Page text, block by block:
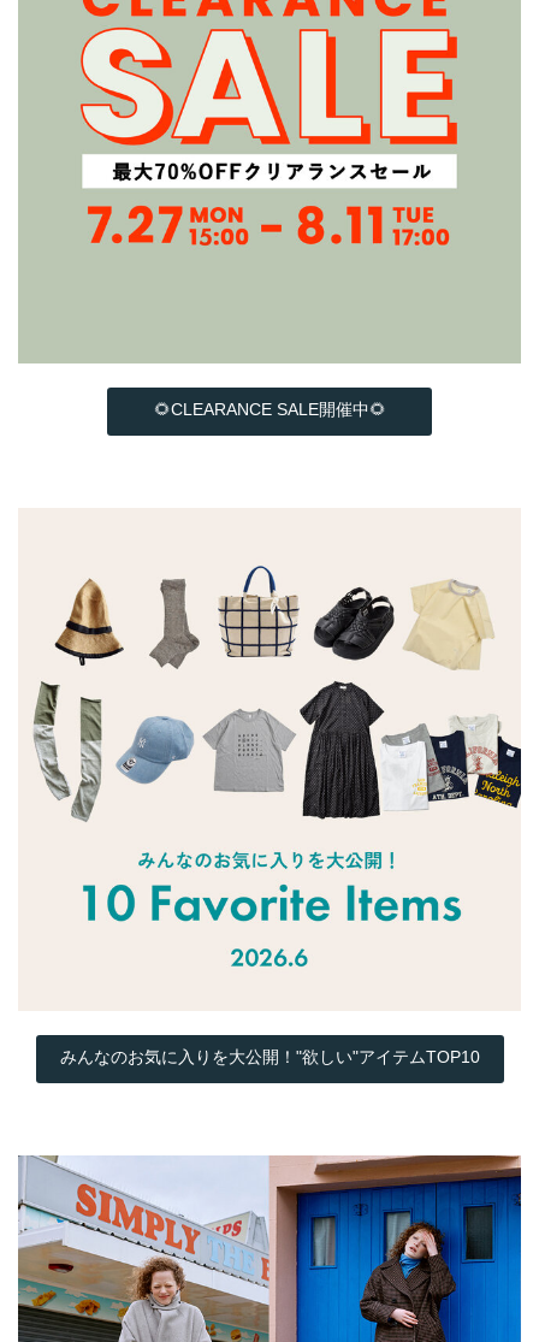
🌻CLEARANCE SALE開催中🌻
みんなのお気に入りを大公開！"欲しい"アイテムTOP10